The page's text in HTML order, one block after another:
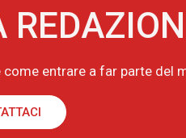
entrare a far parte del